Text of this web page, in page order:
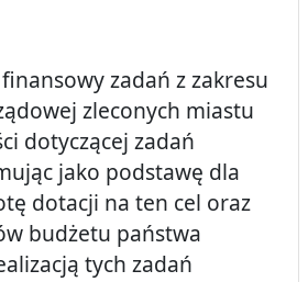
zadań z zakresu
zleconych miastu
dotyczącej zadań
jako podstawę dla
dotacji na ten cel oraz
budżetu państwa
tych zadań